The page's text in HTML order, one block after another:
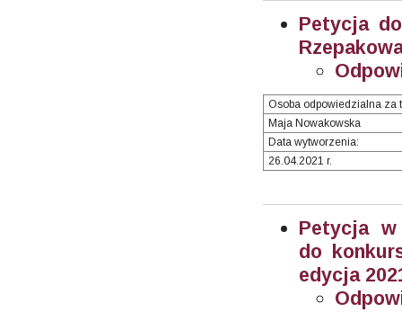
Petycja
Osoba odpowiedzialna za
Maja Nowakowska
Data wytworzenia:
26.04.2021 r.
Petycja w
do
edycja